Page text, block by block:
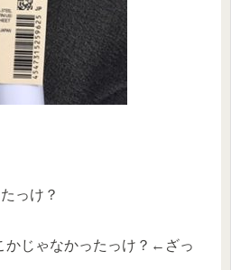
っけ？
かじゃなかったっけ？←ざっ